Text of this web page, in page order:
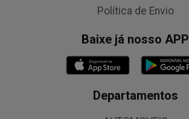
Política de Envio
Baixe já nosso APP
Departamentos